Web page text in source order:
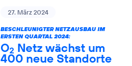
27. März 2024
BESCHLEUNIGTER NETZAUSBAU IM
ERSTEN QUARTAL 2024:
O2 Netz wächst um
400 neue Standorte